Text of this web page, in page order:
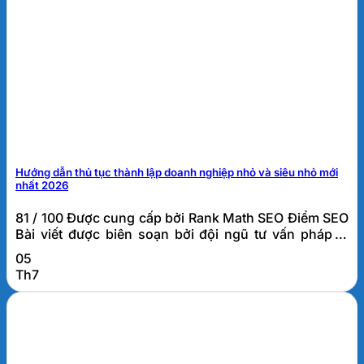
Hướng dẫn thủ tục thành lập doanh nghiệp nhỏ và siêu nhỏ mới
nhất 2026
81 / 100 Được cung cấp bởi Rank Math SEO Điểm SEO
Bài viết được biên soạn bởi đội ngũ tư vấn pháp lý
doanh nghiệp FATO, đơn vị đã hỗ trợ thành lập và tư
vấn thuế cho hơn 1.000 doanh nghiệp tại Đà Nẵng và
khu vực miền Trung. Thủ tục thành lập doanh
nghiệp...
05
Th7